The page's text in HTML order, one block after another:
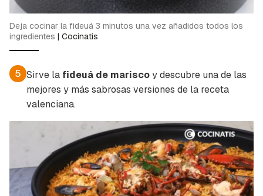
Deja cocinar la fideuá 3 minutos una vez añadidos todos los
ingredientes | Cocinatis
5 Sirve la fideuá de mariscoy descubre una de las
mejores y más sabrosas versiones de la receta
valenciana.